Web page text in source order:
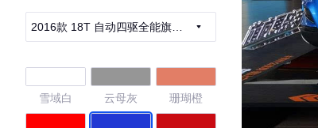
2016款 18T 自动四驱全能旗舰
雪域白 云母灰 珊瑚橙